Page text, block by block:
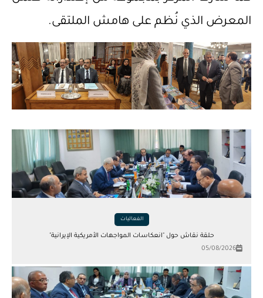
المعرض الذي نُظم على هامش الملتقى.
الفعاليات
حلقة نقاش حول "انعكاسات المواجهات الأمريكية الإيرانية"
05/08/2026